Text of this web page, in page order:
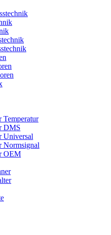
Temperatur
DMS
Universal
Normsignal
OEM